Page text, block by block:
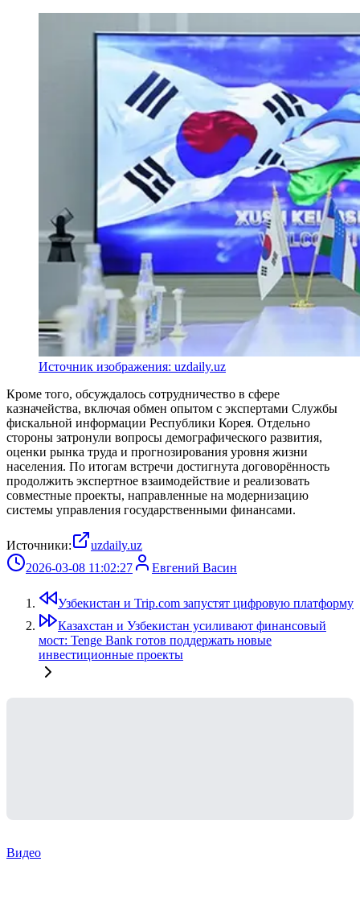
Источник изображения: uzdaily.uz
Кроме того, обсуждалось сотрудничество в сфере
казначейства, включая обмен опытом с экспертами Службы
фискальной информации Республики Корея. Отдельно
стороны затронули вопросы демографического развития,
оценки рынка труда и прогнозирования уровня жизни
населения. По итогам встречи достигнута договорённость
продолжить экспертное взаимодействие и реализовать
совместные проекты, направленные на модернизацию
системы управления государственными финансами.
Источники:
uzdaily.uz
2026-03-08 11:02:27
Евгений Васин
Узбекистан и Trip.com запустят цифровую платформу
Казахстан и Узбекистан усиливают финансовый
мост: Tenge Bank готов поддержать новые
инвестиционные проекты
Видео